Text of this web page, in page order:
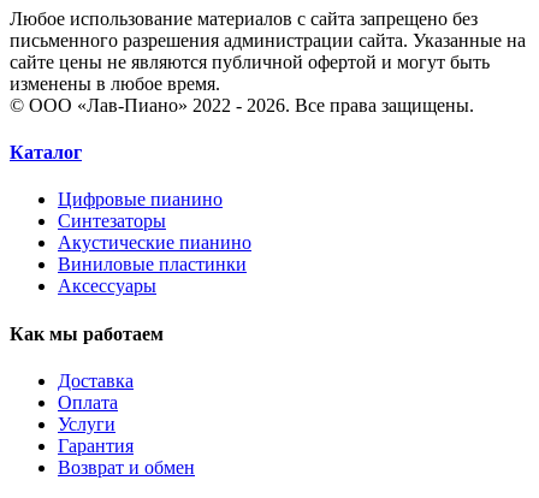
Любое использование материалов с сайта запрещено без
письменного разрешения администрации сайта. Указанные на
сайте цены не являются публичной офертой и могут быть
изменены в любое время.
© ООО «Лав-Пиано» 2022 - 2026. Все права защищены.
Каталог
Цифровые пианино
Синтезаторы
Акустические пианино
Виниловые пластинки
Аксессуары
Как мы работаем
Доставка
Оплата
Услуги
Гарантия
Возврат и обмен